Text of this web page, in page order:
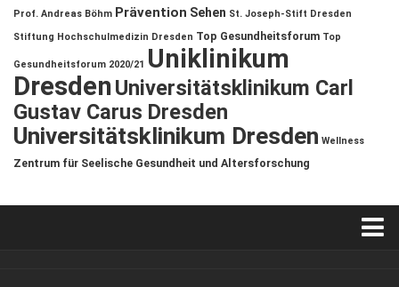
Prof. Andreas Böhm Prävention Sehen St. Joseph-Stift Dresden
Stiftung Hochschulmedizin Dresden Top Gesundheitsforum Top
Gesundheitsforum 2020/21 Uniklinikum
DresdenUniversitätsklinikum Carl
Gustav Carus Dresden
Universitätsklinikum Dresden Wellness
Zentrum für Seelische Gesundheit und Altersforschung